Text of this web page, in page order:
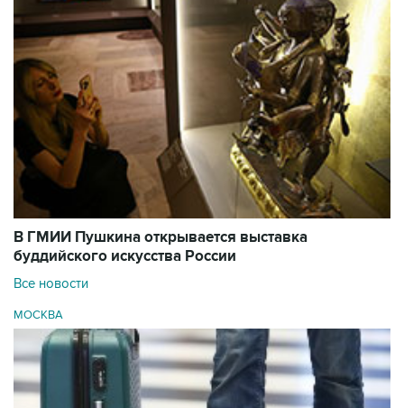
В ГМИИ Пушкина открывается выставка
буддийского искусства России
Все новости
МОСКВА